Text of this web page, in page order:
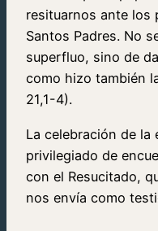
resituarnos ante los
Santos Padres. No
superfluo, sino de
como hizo también
21,1-4).
La celebración de la
privilegiado de
con el Resucitado,
nos envía como